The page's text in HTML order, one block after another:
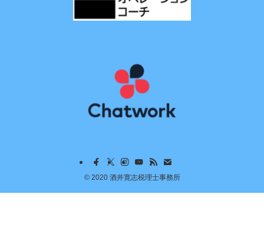
©2020 酒井寛志税理士事務所